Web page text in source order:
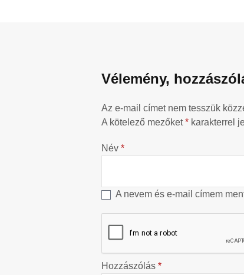
Vélemény,
Az e-mail címet nem tesszük
A kötelező mezőket* karakterrel
Név *
A nevem és e-mail címem
Hozzászólás *